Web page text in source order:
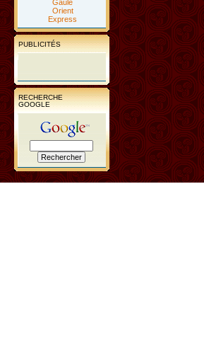
Gaule
Orient
Express
PUBLICITÉS
RECHERCHE
GOOGLE